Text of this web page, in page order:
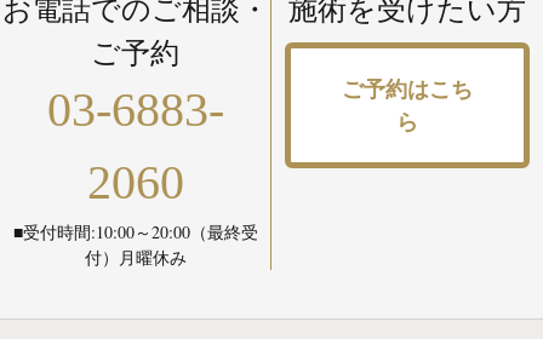
お電話でのご相談・
ご予約
03-6883-
2060
■受付時間:10:00～20:00（最終受
付）月曜休み
施術を受けたい方
ご予約はこち
ら